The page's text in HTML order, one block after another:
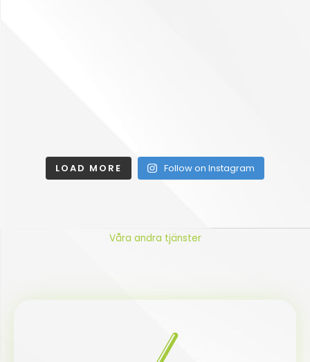
LOAD MORE Follow on Instagram
Våra andra tjänster